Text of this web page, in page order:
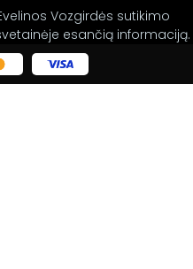
Vozgirdės sutikimo
esančią informaciją.